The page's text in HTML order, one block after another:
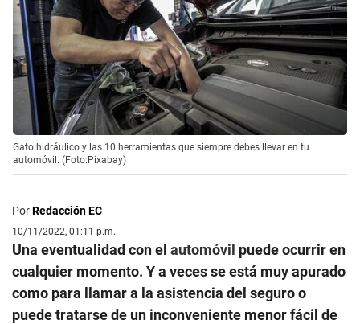
Gato hidráulico y las 10 herramientas que siempre debes llevar en tu
automóvil. (Foto:Pixabay)
PorRedacción EC
10/11/2022, 01:11 p.m.
Una eventualidad con el automóvil puede ocurrir en
cualquier momento. Y a veces se está muy apurado
como para llamar a la asistencia del seguro o
puede tratarse de un inconveniente menor fácil de